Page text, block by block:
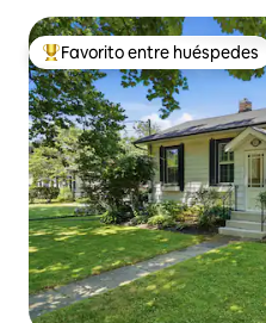
Favorito entre huéspedes
Favorito entre huéspedes